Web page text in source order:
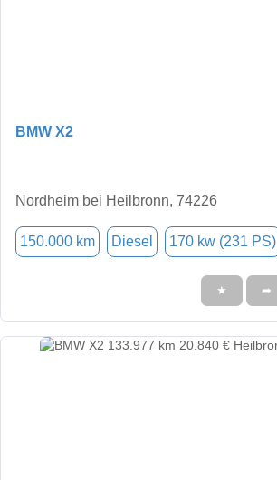
BMW X2
Nordheim bei Heilbronn, 74226
150.000 km Diesel 170 kw (231 PS)
★ ➦